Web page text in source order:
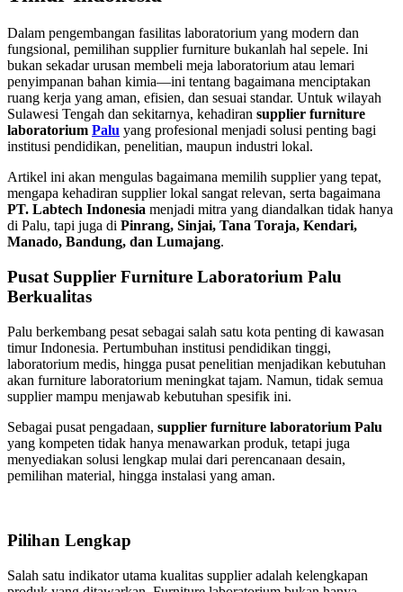
Dalam pengembangan fasilitas laboratorium yang modern dan
fungsional, pemilihan supplier furniture bukanlah hal sepele. Ini
bukan sekadar urusan membeli meja laboratorium atau lemari
penyimpanan bahan kimia—ini tentang bagaimana menciptakan
ruang kerja yang aman, efisien, dan sesuai standar. Untuk wilayah
Sulawesi Tengah dan sekitarnya, kehadiran supplier furniture
laboratorium Palu yang profesional menjadi solusi penting bagi
institusi pendidikan, penelitian, maupun industri lokal.
Artikel ini akan mengulas bagaimana memilih supplier yang tepat,
mengapa kehadiran supplier lokal sangat relevan, serta bagaimana
PT. Labtech Indonesia menjadi mitra yang diandalkan tidak hanya
di Palu, tapi juga di Pinrang, Sinjai, Tana Toraja, Kendari,
Manado, Bandung, dan Lumajang.
Pusat Supplier Furniture Laboratorium Palu
Berkualitas
Palu berkembang pesat sebagai salah satu kota penting di kawasan
timur Indonesia. Pertumbuhan institusi pendidikan tinggi,
laboratorium medis, hingga pusat penelitian menjadikan kebutuhan
akan furniture laboratorium meningkat tajam. Namun, tidak semua
supplier mampu menjawab kebutuhan spesifik ini.
Sebagai pusat pengadaan, supplier furniture laboratorium Palu
yang kompeten tidak hanya menawarkan produk, tetapi juga
menyediakan solusi lengkap mulai dari perencanaan desain,
pemilihan material, hingga instalasi yang aman.
Pilihan Lengkap
Salah satu indikator utama kualitas supplier adalah kelengkapan